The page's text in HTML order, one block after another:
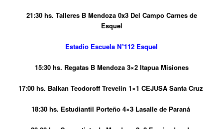
21:30 hs. Talleres B Mendoza 0x3 Del Campo Carnes de
Esquel
Estadio Escuela N°112 Esquel
15:30 hs. Regatas B Mendoza 3×2 Itapua Misiones
17:00 hs. Balkan Teodoroff Trevelin 1×1 CEJUSA Santa Cruz
18:30 hs. Estudiantil Porteño 4×3 Lasalle de Paraná